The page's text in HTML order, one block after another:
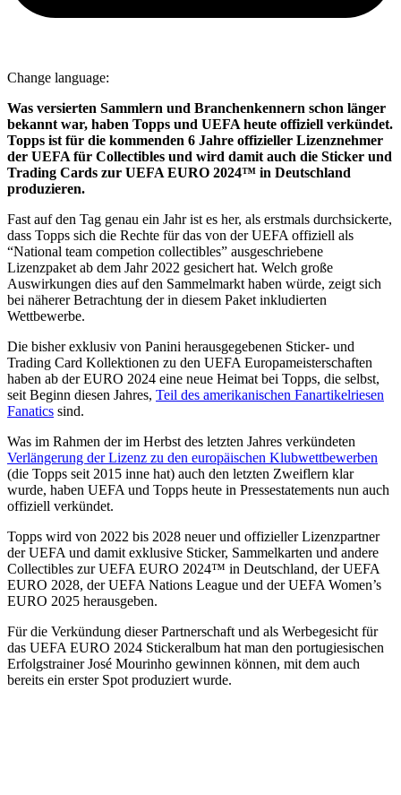
Change language:
Was versierten Sammlern und Branchenkennern schon länger
bekannt war, haben Topps und UEFA heute offiziell verkündet.
Topps ist für die kommenden 6 Jahre offizieller Lizenznehmer
der UEFA für Collectibles und wird damit auch die Sticker und
Trading Cards zur UEFA EURO 2024™ in Deutschland
produzieren.
Fast auf den Tag genau ein Jahr ist es her, als erstmals durchsickerte,
dass Topps sich die Rechte für das von der UEFA offiziell als
“National team competion collectibles” ausgeschriebene
Lizenzpaket ab dem Jahr 2022 gesichert hat. Welch große
Auswirkungen dies auf den Sammelmarkt haben würde, zeigt sich
bei näherer Betrachtung der in diesem Paket inkludierten
Wettbewerbe.
Die bisher exklusiv von Panini herausgegebenen Sticker- und
Trading Card Kollektionen zu den UEFA Europameisterschaften
haben ab der EURO 2024 eine neue Heimat bei Topps, die selbst,
seit Beginn diesen Jahres, Teil des amerikanischen Fanartikelriesen
Fanatics sind.
Was im Rahmen der im Herbst des letzten Jahres verkündeten
Verlängerung der Lizenz zu den europäischen Klubwettbewerben
(die Topps seit 2015 inne hat) auch den letzten Zweiflern klar
wurde, haben UEFA und Topps heute in Pressestatements nun auch
offiziell verkündet.
Topps wird von 2022 bis 2028 neuer und offizieller Lizenzpartner
der UEFA und damit exklusive Sticker, Sammelkarten und andere
Collectibles zur UEFA EURO 2024™ in Deutschland, der UEFA
EURO 2028, der UEFA Nations League und der UEFA Women’s
EURO 2025 herausgeben.
Für die Verkündung dieser Partnerschaft und als Werbegesicht für
das UEFA EURO 2024 Stickeralbum hat man den portugiesischen
Erfolgstrainer José Mourinho gewinnen können, mit dem auch
bereits ein erster Spot produziert wurde.